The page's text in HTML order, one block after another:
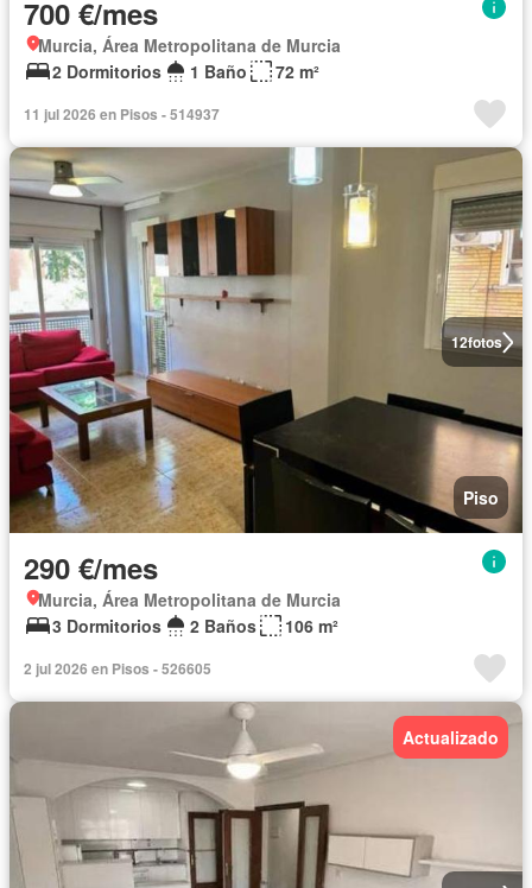
700 €/mes
Murcia, Área Metropolitana de Murcia
2 Dormitorios
1 Baño 72 m²
11 jul 2026 en Pisos - 514937
12fotos
Piso
290 €/mes
Murcia, Área Metropolitana de Murcia
3 Dormitorios
2 Baños 106 m²
2 jul 2026 en Pisos - 526605
Actualizado